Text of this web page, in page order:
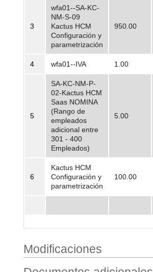
3
wfa01--SA-KC-
NM-S-09
Kactus HCM
Configuración y
parametrización
950.00
4 wfa01--IVA 1.00
5
SA-KC-NM-P-
02-Kactus HCM
Saas NOMINA
(Rango de
empleados
adicional entre
301 - 400
Empleados)
5.00
6
Kactus HCM
Configuración y
parametrización
100.00
Modificaciones